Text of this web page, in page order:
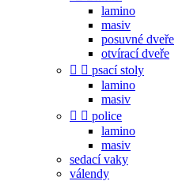
lamino
masiv
posuvné dveře
otvírací dveře
  psací stoly
lamino
masiv
  police
lamino
masiv
sedací vaky
válendy